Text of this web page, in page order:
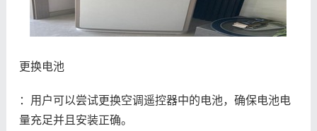
更换电池
：用户可以尝试更换空调遥控器中的电池，确保电池电
量充足并且安装正确。